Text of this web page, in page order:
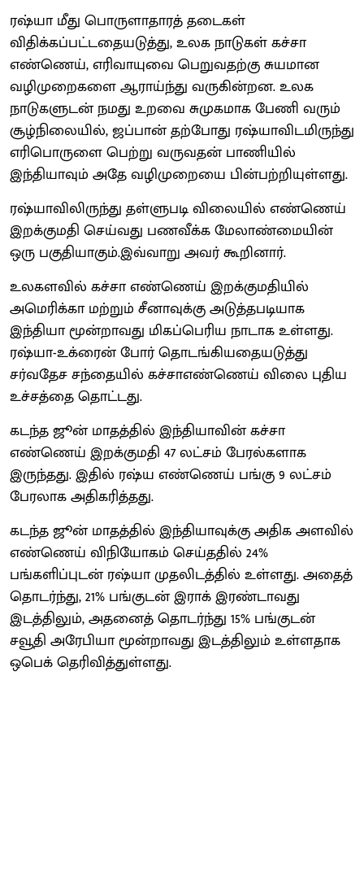
ரஷ்யா மீது பொருளாதாரத் தடைகள்
விதிக்கப்பட்டதையடுத்து, உலக நாடுகள் கச்சா
எண்ணெய், எரிவாயுவை பெறுவதற்கு சுயமான
வழிமுறைகளை ஆராய்ந்து வருகின்றன. உலக
நாடுகளுடன் நமது உறவை சுமுகமாக பேணி வரும்
சூழ்நிலையில், ஜப்பான் தற்போது ரஷ்யாவிடமிருந்து
எரிபொருளை பெற்று வருவதன் பாணியில்
இந்தியாவும் அதே வழிமுறையை பின்பற்றியுள்ளது.
ரஷ்யாவிலிருந்து தள்ளுபடி விலையில் எண்ணெய்
இறக்குமதி செய்வது பணவீக்க மேலாண்மையின்
ஒரு பகுதியாகும்.இவ்வாறு அவர் கூறினார்.
உலகளவில் கச்சா எண்ணெய் இறக்குமதியில்
அமெரிக்கா மற்றும் சீனாவுக்கு அடுத்தபடியாக
இந்தியா மூன்றாவது மிகப்பெரிய நாடாக உள்ளது.
ரஷ்யா-உக்ரைன் போர் தொடங்கியதையடுத்து
சர்வதேச சந்தையில் கச்சாஎண்ணெய் விலை புதிய
உச்சத்தை தொட்டது.
கடந்த ஜூன் மாதத்தில் இந்தியாவின் கச்சா
எண்ணெய் இறக்குமதி 47 லட்சம் பேரல்களாக
இருந்தது. இதில் ரஷ்ய எண்ணெய் பங்கு 9 லட்சம்
பேரலாக அதிகரித்தது.
கடந்த ஜூன் மாதத்தில் இந்தியாவுக்கு அதிக அளவில்
எண்ணெய் விநியோகம் செய்ததில் 24%
பங்களிப்புடன் ரஷ்யா முதலிடத்தில் உள்ளது. அதைத்
தொடர்ந்து, 21% பங்குடன் இராக் இரண்டாவது
இடத்திலும், அதனைத் தொடர்ந்து 15% பங்குடன்
சவூதி அரேபியா மூன்றாவது இடத்திலும் உள்ளதாக
ஒபெக் தெரிவித்துள்ளது.